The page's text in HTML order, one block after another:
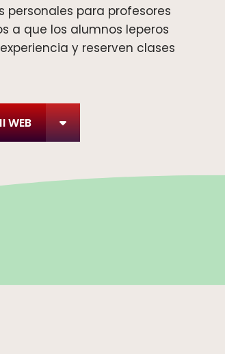
personales para profesores
a que los alumnos leperos
y reserven clases
WEB